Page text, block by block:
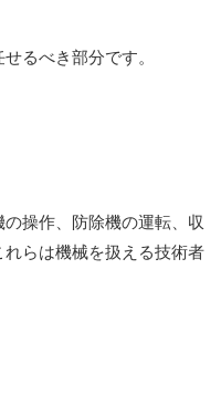
るべき部分です。
操作、防除機の運転、収
らは機械を扱える技術者